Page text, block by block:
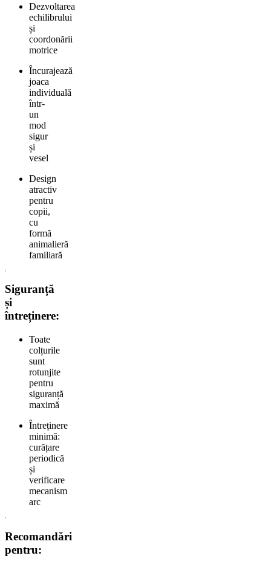
Dezvoltarea
echilibrului
și
coordonării
motrice
Încurajează
joaca
individuală
într-
un
mod
sigur
și
vesel
Design
atractiv
pentru
copii,
cu
formă
animalieră
familiară
Siguranță
și
întreținere:
Toate
colțurile
sunt
rotunjite
pentru
siguranță
maximă
Întreținere
minimă:
curățare
periodică
și
verificare
mecanism
arc
Recomandări
pentru: